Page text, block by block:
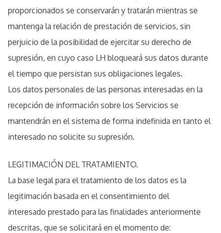
proporcionados se conservarán y tratarán mientras se
mantenga la relación de prestación de servicios, sin
perjuicio de la posibilidad de ejercitar su derecho de
supresión, en cuyo caso LH bloqueará sus datos durante
el tiempo que persistan sus obligaciones legales.
Los datos personales de las personas interesadas en la
recepción de información sobre los Servicios se
mantendrán en el sistema de forma indefinida en tanto el
interesado no solicite su supresión.
LEGITIMACIÓN DEL TRATAMIENTO.
La base legal para el tratamiento de los datos es la
legitimación basada en el consentimiento del
interesado prestado para las finalidades anteriormente
descritas, que se solicitará en el momento de: